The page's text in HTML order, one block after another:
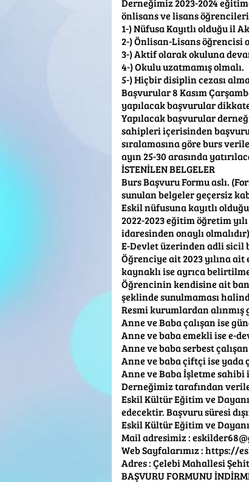
önlisans ve lisans
1-) Nüfusa Kayıtlı olduğu il
2-) Önlisan-Lisans öğrencisi
3-) Aktif olarak okuluna
4-) Okulu uzatmamış olmalı.
5-) Hiçbir disiplin cezası
Başvurular 8 Kasım
yapılacak başvurular
Yapılacak başvurular
sahipleri içerisinden
sıralamasına göre burs
ayın 25-30 arasında
İSTENİLEN BELGELER
Burs Başvuru Formu aslı.
sunulan belgeler geçersiz
Eskil nüfusuna kayıtlı
2022-2023 eğitim öğretim
idaresinden onaylı
E-Devlet üzerinden adli sicil
Öğrenciye ait 2023 yılına
kaynaklı ise ayrıca
Öğrencinin kendisine ait
şeklinde sunulmaması
Resmi kurumlardan
Anne ve Baba çalışan ise
Anne ve baba emekli ise e-
Anne ve baba serbest
Anne ve baba çiftçi ise yada
Anne ve Baba İşletme
Derneğimiz tarafından
Eskil Kültür Eğitim ve
edecektir. Başvuru süresi
Eskil Kültür Eğitim ve
Mail adresimiz :
Web Sayfalarımız :
Adres : Çelebi Mahallesi
BAŞVURU FORMUNU